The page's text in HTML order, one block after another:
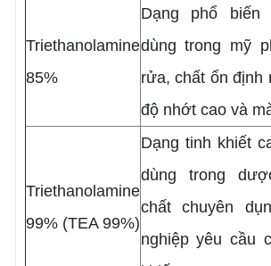
Triethanolamine
85%
Dạng phổ biến
dùng trong mỹ
rửa, chất ổn định
độ nhớt cao và
Triethanolamine
99% (TEA 99%)
Dạng tinh khiết
dùng trong
chất chuyên
nghiệp yêu cầu